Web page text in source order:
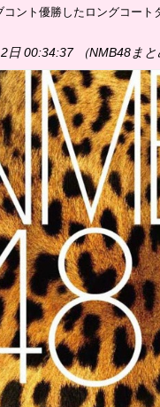
コント優勝したロングコー
日 00:34:37 （NMB48まと